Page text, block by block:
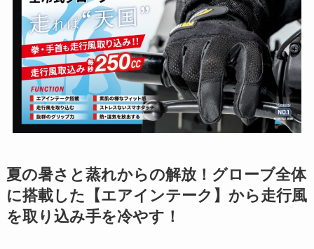
夏の暑さと蒸れからの解放！グローブ全体
に搭載した【エアインテーク】から走行風
を取り込み手を冷やす！